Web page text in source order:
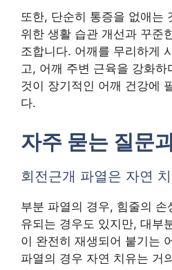
또한, 단순히 통증을 없애는
위한 생활 습관 개선과 꾸준
조합니다. 어깨를 무리하게
고, 어깨 주변 근육을 강화
것이 장기적인 어깨 건강에
다.
자주 묻는 질문
회전근개 파열은 자연
부분 파열의 경우, 힘줄의 손
유되는 경우도 있지만, 대부
이 완전히 재생되어 붙기는
파열의 경우 자연 치유는 거